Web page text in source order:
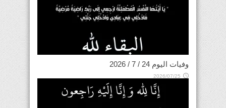
وفيات اليوم 24 / 7 / 2026
2026/07/25